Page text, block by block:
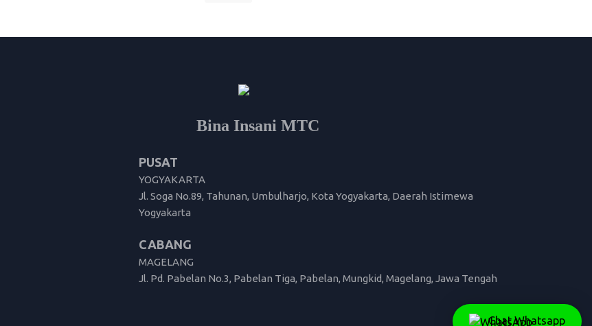
Chat Whatsapp
Bina Insani MTC
PUSAT
YOGYAKARTA
Jl. Soga No.89, Tahunan, Umbulharjo, Kota Yogyakarta, Daerah Istimewa
Yogyakarta
CABANG
MAGELANG
Jl. Pd. Pabelan No.3, Pabelan Tiga, Pabelan, Mungkid, Magelang, Jawa Tengah